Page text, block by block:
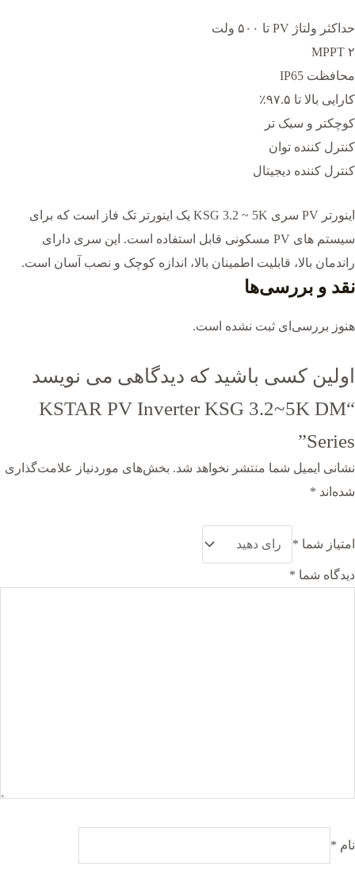
حداکثر ولتاژ PV تا ۵۰۰ ولت
۲ MPPT
محافظت IP65
کارایی بالا تا ۹۷.۵٪
کوچکتر و سبک تر
کنترل کننده توان
کنترل کننده دیجیتال
اینورتر PV سری KSG 3.2 ~ 5K یک اینورتر تک فاز است که برای
سیستم های PV مسکونی قابل استفاده است. این سری دارای
راندمان بالا، قابلیت اطمینان بالا، اندازه کوچک و نصب آسان است.
نقد و بررسی‌ها
هنوز بررسی‌ای ثبت نشده است.
اولین کسی باشید که دیدگاهی می نویسد
“KSTAR PV Inverter KSG 3.2~5K DM
Series”
نشانی ایمیل شما منتشر نخواهد شد. بخش‌های موردنیاز علامت‌گذاری
شده‌اند *
امتیاز شما *
دیدگاه شما *
نام *